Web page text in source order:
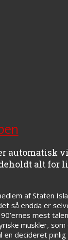
automatisk
alt for
af Staten
så endda er
mest
muskler,
decideret